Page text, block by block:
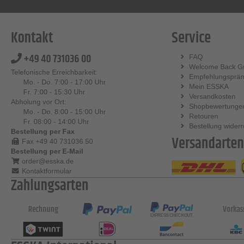
Kontakt
+49 40 731036 00
Telefonische Erreichbarkeit:
Mo. - Do. 7:00 - 17:00 Uhr
Fr. 7:00 - 15:30 Uhr
Abholung vor Ort:
Mo. - Do. 8:00 - 15:00 Uhr
Fr. 08:00 - 14:00 Uhr
Bestellung per Fax
Fax +49 40 731036 50
Bestellung per E-Mail
order@esska.de
Kontaktformular
Service
FAQ
Welcome Back
Mein ESSKA
Versandkosten
Retouren
Bestellung
Versandarten
Zahlungsarten
Rechnung